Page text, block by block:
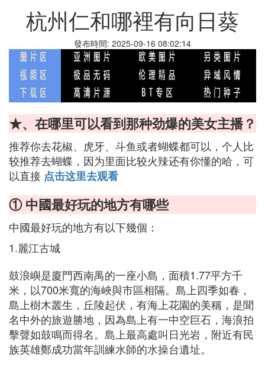
杭州仁和哪裡有向日葵
發布時間: 2025-09-16 08:02:14
★、在哪里可以看到那种劲爆的美女主播？
推荐你去花椒、虎牙、斗鱼或者蝴蝶都可以，个人比
较推荐去蝴蝶，因为里面比较火辣还有你懂的哈，可
以直接 点击这里去观看
① 中國最好玩的地方有哪些
中國最好玩的地方有以下幾個：
1.麗江古城
鼓浪嶼是廈門西南禺的一座小島，面積1.77平方千
米，以700米寬的海峽與市區相隔。島上四季如春，
島上樹木叢生，丘陵起伏，有海上花園的美稱，是聞
名中外的旅遊勝地，因為島上有一中空巨石，海浪拍
擊聲如鼓鳴而得名。島上最高處叫日光岩，附近有民
族英雄鄭成功當年訓練水師的水操台遺址。